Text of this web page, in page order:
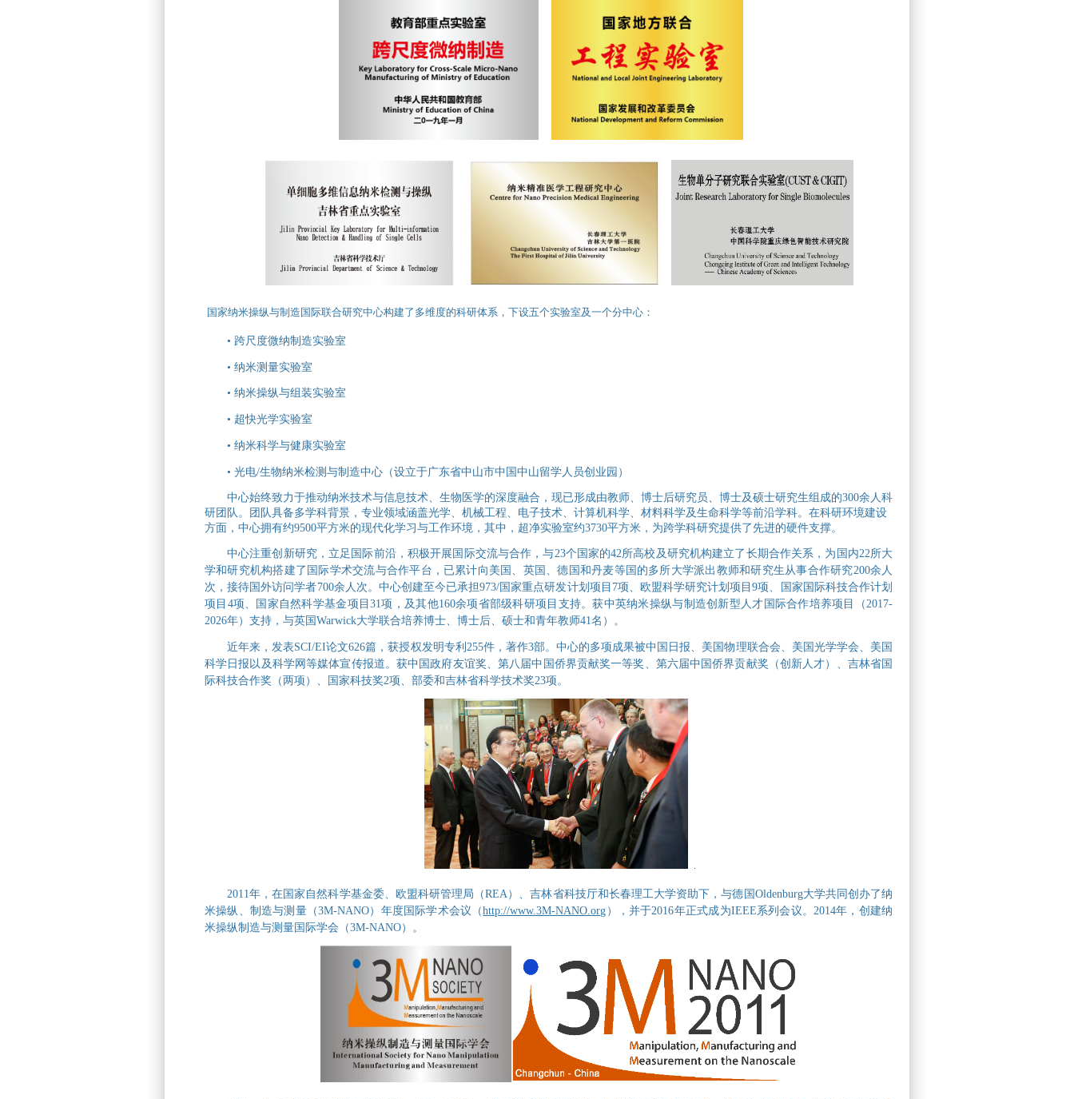
国家纳米操纵与制造国际联合研究中心构建了多维度的科研体系，下设五个实验室及一个分中心：
• 跨尺度微纳制造实验室
• 纳米测量实验室
• 纳米操纵与组装实验室
• 超快光学实验室
• 纳米科学与健康实验室
• 光电/生物纳米检测与制造中心（设立于广东省中山市中国中山留学人员创业园）
中心始终致力于推动纳米技术与信息技术、生物医学的深度融合，现已形成由教师、博士后研究员、博士及硕士研究生组成的300余人科
研团队。团队具备多学科背景，专业领域涵盖光学、机械工程、电子技术、计算机科学、材料科学及生命科学等前沿学科。在科研环境建设
方面，中心拥有约9500平方米的现代化学习与工作环境，其中，超净实验室约3730平方米，为跨学科研究提供了先进的硬件支撑。
中心注重创新研究，立足国际前沿，积极开展国际交流与合作，与23个国家的42所高校及研究机构建立了长期合作关系，为国内22所大
学和研究机构搭建了国际学术交流与合作平台，已累计向美国、英国、德国和丹麦等国的多所大学派出教师和研究生从事合作研究200余人
次，接待国外访问学者700余人次。中心创建至今已承担973/国家重点研发计划项目7项、欧盟科学研究计划项目9项、国家国际科技合作计划
项目4项、国家自然科学基金项目31项，及其他160余项省部级科研项目支持。获中英纳米操纵与制造创新型人才国际合作培养项目（2017-
2026年）支持，与英国 Warwick大学联合培养博士、博士后、硕士和青年教师41名）。
近年来，发表SCI/EI论文626篇，获授权发明专利255件，著作3部。中心的多项成果被中国日报、美国物理联合会、美国光学学会、美国
科学日报以及科学网等媒体宣传报道。获中国政府友谊奖、第八届中国侨界贡献奖一等奖、第六届中国侨界贡献奖（创新人才）、吉林省国
际科技合作奖（两项）、国家科技奖2项、部委和吉林省科学技术奖23项。
2011年，在国家自然科学基金委、欧盟科研管理局 （REA） 、吉林省科技厅和长春理工大学资助下，与德国 Oldenburg大学共同创办了纳
米操纵、制造与测量（3M-NANO） 年度国际学术会议 （http://www.3M-NANO.org ）
，并于2016年正式成为IEEE系列会议。2014年，创建纳
米操纵制造与测量国际学会 （3M-NANO） 。